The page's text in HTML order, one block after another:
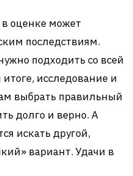
оценке может
последствиям.
подходить со всей
исследование и
выбрать правильный
долго и верно. А
искать другой,
вариант. Удачи в